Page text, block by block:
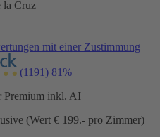
la Cruz
mit einer Zustimmung
(1191) 81%
Premium inkl. AI
(Wert € 199.- pro Zimmer)